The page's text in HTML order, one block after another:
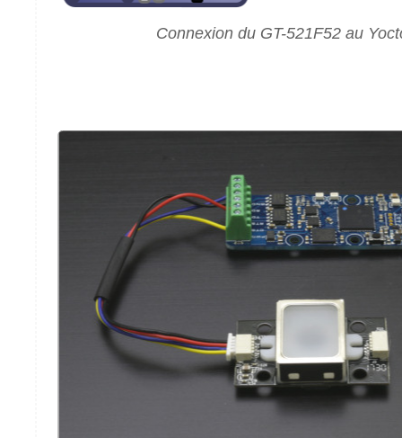
Connexion du GT-521F52 au